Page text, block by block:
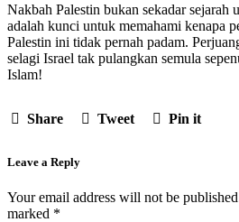
Nakbah Palestin bukan sekadar sejarah
adalah kunci untuk memahami kenapa
Palestin ini tidak pernah padam.
selagi Israel tak pulangkan semula
Islam!
Share Tweet Pin it
Leave a Reply
Your email address will not be
marked *